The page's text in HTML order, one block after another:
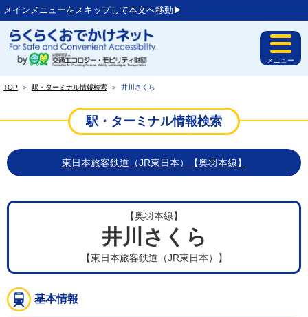
メインメニューをスキップして本文へ移動▶︎
メニュー
TOP ＞ 駅・ターミナル情報検索 ＞ 井川さくら
駅・ターミナル情報検索
東日本旅客鉄道（JR東日本）【奥羽本線】
【奥羽本線】
井川さくら
【東日本旅客鉄道（JR東日本）】
基本情報